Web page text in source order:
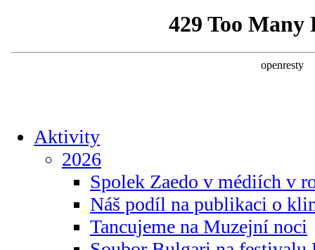
Aktivity
2026
Spolek Zaedo v médiích v
Náš podíl na publikaci o
Tancujeme na Muzejní noci